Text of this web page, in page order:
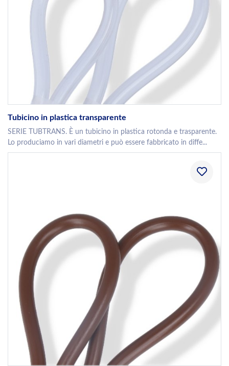
Tubicino in plastica transparente
SERIE TUBTRANS. È un tubicino in plastica rotonda e trasparente.
Lo produciamo in vari diametri e può essere fabbricato in diffe...